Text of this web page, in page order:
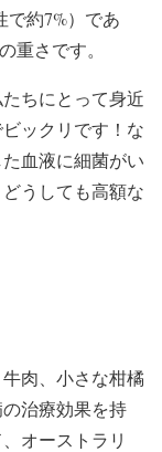
で約7%）であ
重さです。
ちにとって身近
ックリです！な
血液に細菌がい
うしても高額な
肉、小さな柑橘
治療効果を持
オーストラリ